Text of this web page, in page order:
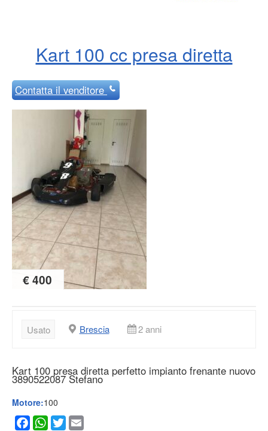
Kart 100 cc presa diretta
Contattail venditore
€ 400
Usato Brescia 2 anni
Kart 100 presa diretta perfetto impianto frenante nuovo
3890522087 Stefano
Motore:100
Facebook
WhatsApp
Twitter